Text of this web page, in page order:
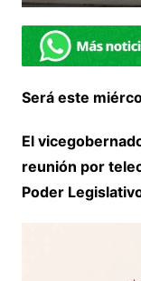
Será este
El
reunión por
Poder